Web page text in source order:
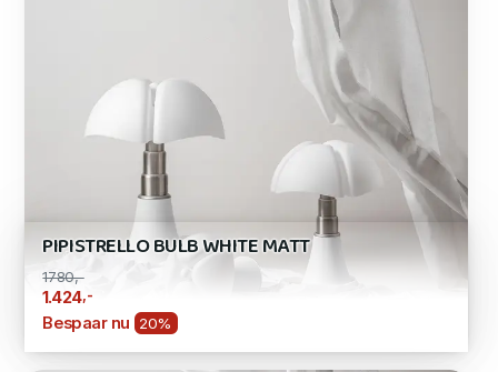
PIPISTRELLO BULB WHITE MATT
1780,-
1.424,-
Bespaar nu 20%